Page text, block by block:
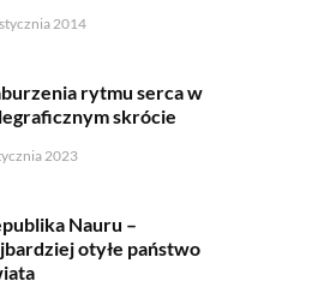
2014
rytmu serca w
skrócie
2023
Nauru –
otyłe państwo